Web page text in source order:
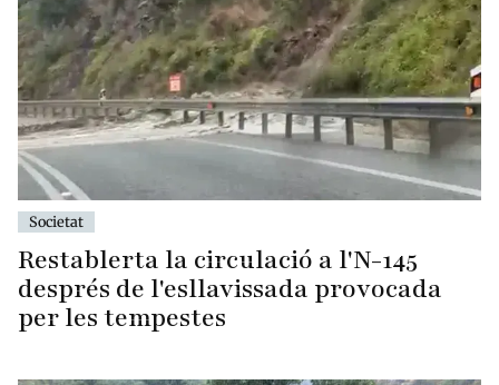
Societat
Restablerta la circulació a l'N-145
després de l'esllavissada provocada
per les tempestes